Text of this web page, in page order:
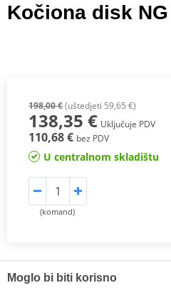
Kočiona disk NG
198,00 €(uštedjeti 59,65 €)
138,35 € Uključuje PDV
110,68 € bez PDV
U centralnom skladištu
(komand)
Moglo bi biti korisno